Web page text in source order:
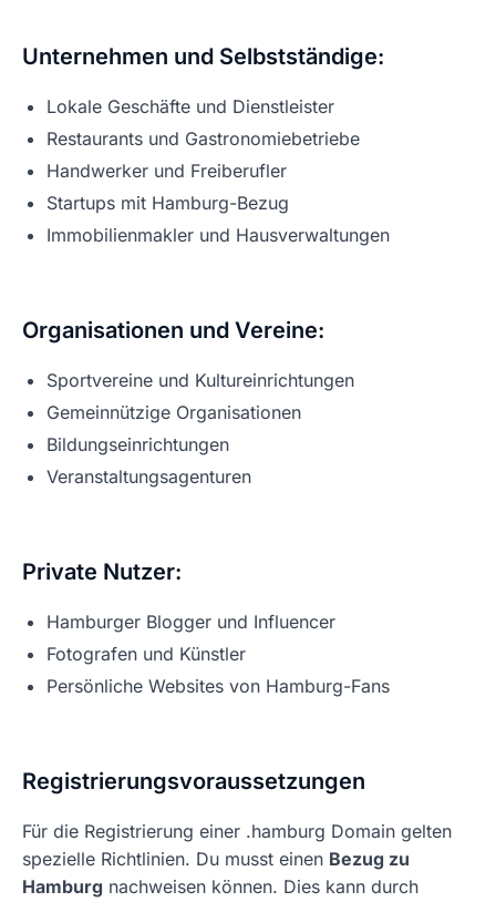
Unternehmen und Selbstständige:
Lokale Geschäfte und Dienstleister
Restaurants und Gastronomiebetriebe
Handwerker und Freiberufler
Startups mit Hamburg-Bezug
Immobilienmakler und Hausverwaltungen
Organisationen und Vereine:
Sportvereine und Kultureinrichtungen
Gemeinnützige Organisationen
Bildungseinrichtungen
Veranstaltungsagenturen
Private Nutzer:
Hamburger Blogger und Influencer
Fotografen und Künstler
Persönliche Websites von Hamburg-Fans
Registrierungsvoraussetzungen
Für die Registrierung einer .hamburg Domain gelten
spezielle Richtlinien. Du musst einen Bezug zu
Hamburg nachweisen können. Dies kann durch